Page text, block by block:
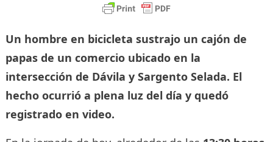
Un hombre en bicicleta sustrajo un cajón de
papas de un comercio ubicado en la
intersección de Dávila y Sargento Selada. El
hecho ocurrió a plena luz del día y quedó
registrado en video.